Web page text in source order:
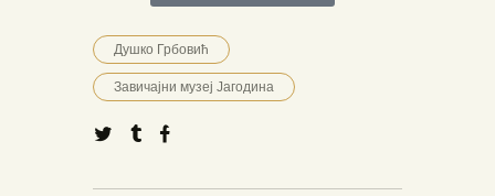
Душко Грбовић
Завичајни музеј Јагодина